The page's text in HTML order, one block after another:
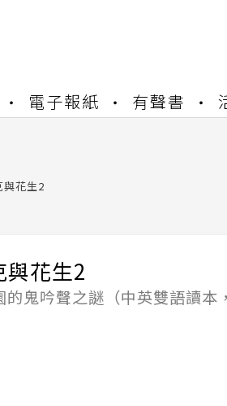
電子報紙 有聲書
站同步暫停部分閱讀服務
合併結果查詢
站同步暫停部分閱讀服務
與花生2
與花生2
的鬼吟聲之謎（中英雙語讀本